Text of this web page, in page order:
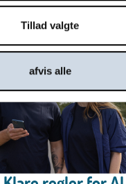
Tillad valgte
afvis alle